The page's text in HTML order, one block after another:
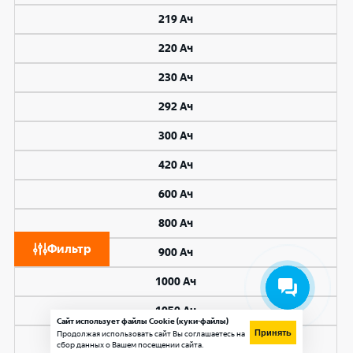
Фильтр
219 Ач
220 Ач
230 Ач
292 Ач
300 Ач
420 Ач
600 Ач
800 Ач
900 Ач
1000 Ач
1050 Ач
1200 Ач
Сайт использует файлы Cookie (куки-файлы)
Продолжая использовать сайт Вы соглашаетесь на
сбор данных о Вашем посещении сайта.
Принять